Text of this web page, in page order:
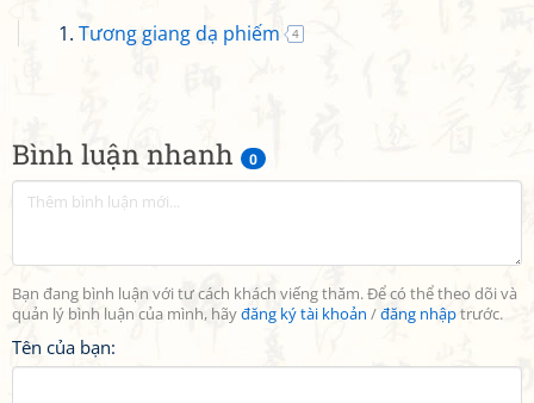
Bình luận nhanh 0
Bạn đang bình luận với tư cách khách viếng thăm. Để có thể theo dõi và
quản lý bình luận của mình, hãyđăng ký tài khoản /đăng nhậptrước.
Tên của bạn:
Tương giang dạ phiếm 4